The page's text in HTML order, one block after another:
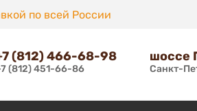
по всей России
(812) 466-68-98
(812) 451-66-86
шоссе
Санкт-